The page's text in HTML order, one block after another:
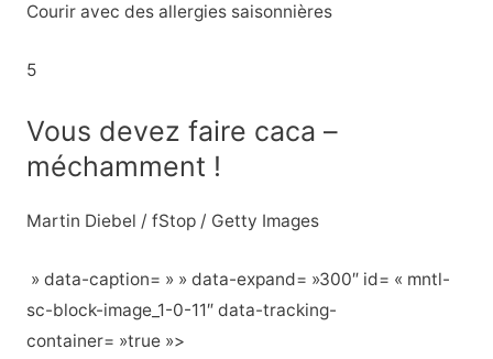
Courir avec des allergies saisonnières
5
Vous devez faire caca –
méchamment !
Martin Diebel / fStop / Getty Images
» data-caption= » » data-expand= »300″ id= « mntl-
sc-block-image_1-0-11″ data-tracking-
container= »true »>